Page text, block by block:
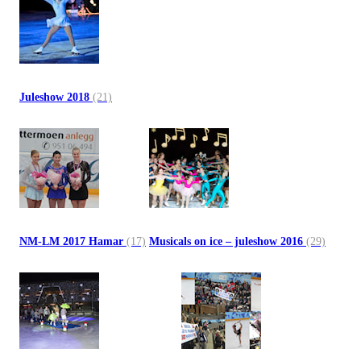
Juleshow 2018 (21)
NM-LM 2017 Hamar (17) Musicals on ice – juleshow 2016 (29)